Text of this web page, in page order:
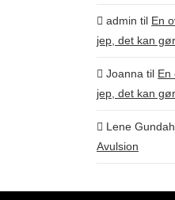
admin til En
jep, det kan
Joanna til En
jep, det kan
Lene
Avulsion